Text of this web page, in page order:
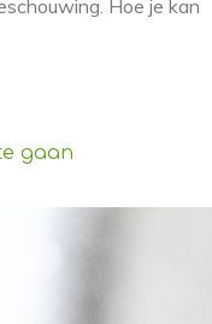
Hoe je kan
gaan